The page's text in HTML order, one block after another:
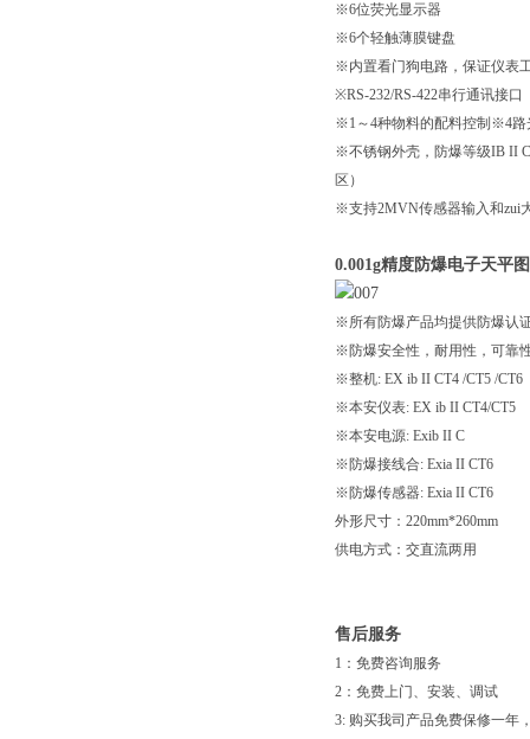
※6位荧光显示器
※6个轻触薄膜键盘
※内置看门狗电路，保证仪表
※RS-232/RS-422串行通讯接口
※1～4种物料的配料控制※4路
※不锈钢外壳，防爆等级IB II
区）
※支持2MVN传感器输入和zui
0.001g精度防爆电子天平
※所有防爆产品均提供防爆认
※防爆安全性，耐用性，可靠
※整机: EX ib II CT4 /CT5 /CT6
※本安仪表: EX ib II CT4/CT5
※本安电源: Exib II C
※防爆接线合: Exia II CT6
※防爆传感器: Exia II CT6
外形尺寸：220mm*260mm
供电方式：交直流两用
售后服务
1：免费咨询服务
2：免费上门、安装、调试
3: 购买我司产品免费保修一年